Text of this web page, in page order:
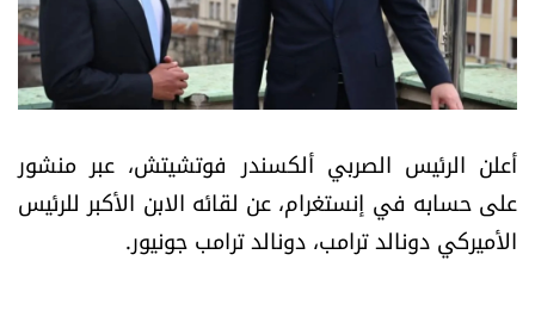
نداء القرّاء
خاص الموقع
كتّابنا
تحت المجهر
أعلن الرئيس الصربي ألكسندر فوتشيتش، عبر منشور
على حسابه في إنستغرام، عن لقائه الابن الأكبر للرئيس
الأميركيدونالد ترامب، دونالد ترامب جونيور.